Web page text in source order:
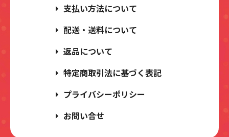
支払い方法について
配送・送料について
返品について
特定商取引法に基づく表記
プライバシーポリシー
お問い合せ